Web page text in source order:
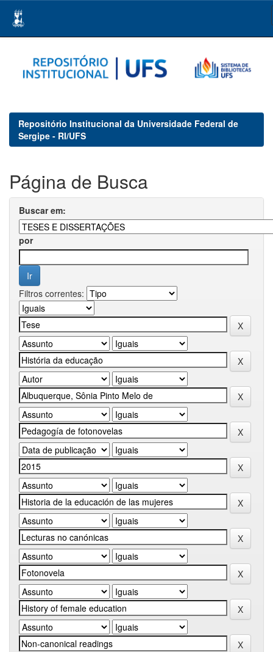
navigation
Repositório Institucional da Universidade Federal de
Sergipe - RI/UFS
Página de Busca
Buscar em:
por
Filtros correntes: